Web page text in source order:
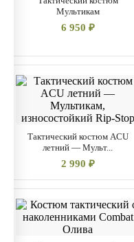
Мультикам
6 950 ₽
Тактический костюм ACU
летний — Мульт...
2 990 ₽